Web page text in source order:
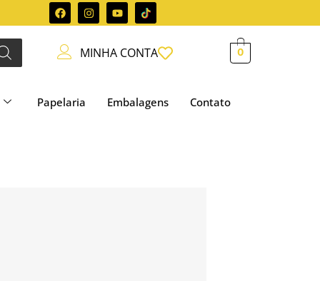
MINHA CONTA 0
Papelaria Embalagens Contato